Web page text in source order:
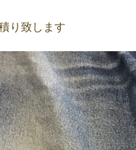
り致します